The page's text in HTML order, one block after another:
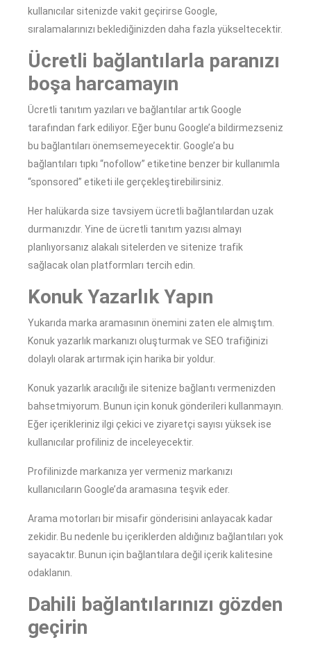
kullanıcılar sitenizde vakit geçirirse Google,
sıralamalarınızı beklediğinizden daha fazla yükseltecektir.
Ücretli bağlantılarla paranızı
boşa harcamayın
Ücretli tanıtım yazıları ve bağlantılar artık Google
tarafından fark ediliyor. Eğer bunu Google’a bildirmezseniz
bu bağlantıları önemsemeyecektir. Google’a bu
bağlantıları tıpkı “nofollow” etiketine benzer bir kullanımla
“sponsored” etiketi ile gerçekleştirebilirsiniz.
Her halükarda size tavsiyem ücretli bağlantılardan uzak
durmanızdır. Yine de ücretli tanıtım yazısı almayı
planlıyorsanız alakalı sitelerden ve sitenize trafik
sağlacak olan platformları tercih edin.
Konuk Yazarlık Yapın
Yukarıda marka aramasının önemini zaten ele almıştım.
Konuk yazarlık markanızı oluşturmak ve SEO trafiğinizi
dolaylı olarak artırmak için harika bir yoldur.
Konuk yazarlık aracılığı ile sitenize bağlantı vermenizden
bahsetmiyorum. Bunun için konuk gönderileri kullanmayın.
Eğer içerikleriniz ilgi çekici ve ziyaretçi sayısı yüksek ise
kullanıcılar profiliniz de inceleyecektir.
Profilinizde markanıza yer vermeniz markanızı
kullanıcıların Google’da aramasına teşvik eder.
Arama motorları bir misafir gönderisini anlayacak kadar
zekidir. Bu nedenle bu içeriklerden aldığınız bağlantıları yok
sayacaktır. Bunun için bağlantılara değil içerik kalitesine
odaklanın.
Dahili bağlantılarınızı gözden
geçirin